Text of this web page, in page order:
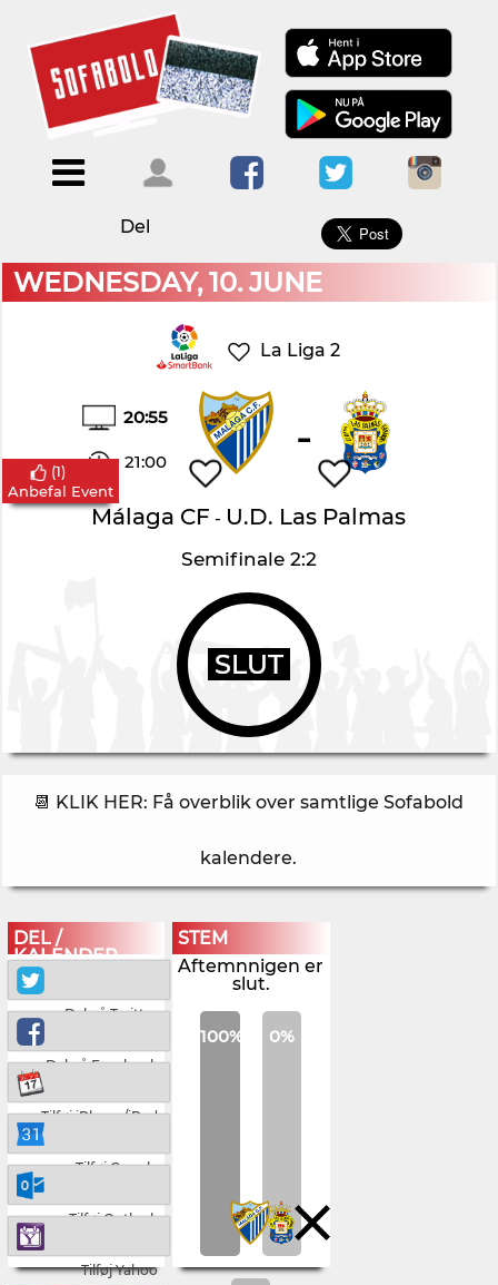
Menu
ForsideKalendere
Blogs
Om
Sofabold
Kontakt
bruger
ind
×
Del
WEDNESDAY, 10. JUNE
La Liga 2
20:55
21:00 -
Málaga CF - U.D. Las Palmas
Semifinale 2:2
SLUT
(1)
Anbefal Event
📆 KLIK HER: Få overblik over samtlige Sofabold
kalendere.
DEL /
KALENDER
Del på Twitter
Del på Facebook
Tilføj iPhone/iPad
Tilføj Google
Tilføj Outlook
Tilføj Yahoo
STEM
Aftemnnigen er
slut.
100% 0%